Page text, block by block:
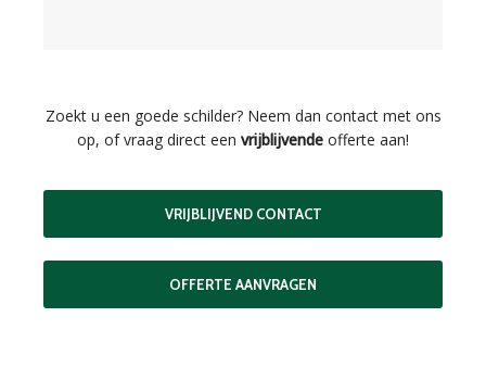
Zoekt u een goede schilder? Neem dan contact met ons
op, of vraag direct een vrijblijvende offerte aan!
VRIJBLIJVEND CONTACT
OFFERTE AANVRAGEN